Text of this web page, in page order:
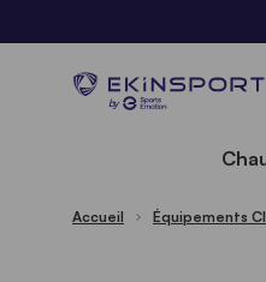
by
Accueil Équipements